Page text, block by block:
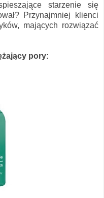
starzenie się
Przynajmniej klienci
mających rozwiązać
pory: